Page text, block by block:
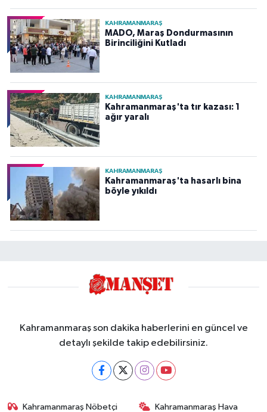
KAHRAMANMARAŞ
MADO, Maraş Dondurmasının
Birinciliğini Kutladı
KAHRAMANMARAŞ
Kahramanmaraş'ta tır kazası: 1
ağır yaralı
KAHRAMANMARAŞ
Kahramanmaraş'ta hasarlı bina
böyle yıkıldı
Kahramanmaraş son dakika haberlerini en güncel ve
detaylı şekilde takip edebilirsiniz.
Kahramanmaraş Nöbetçi
Kahramanmaraş Hava